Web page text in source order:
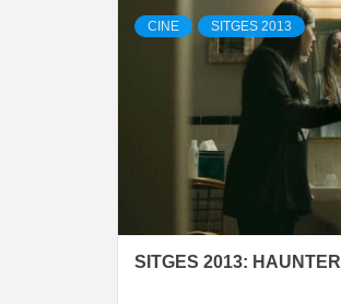
CINE SITGES 2013
SITGES 2013: HAUNTER